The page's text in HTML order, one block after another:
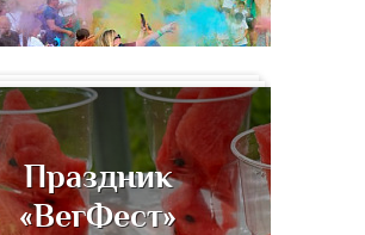
Праздник
«ВегФест»